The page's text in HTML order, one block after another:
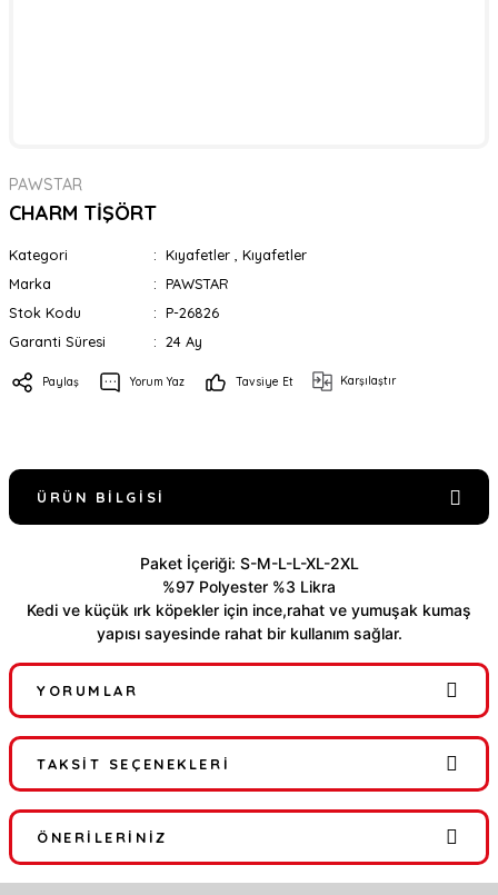
PAWSTAR
CHARM TİŞÖRT
Kategori Kıyafetler
Kıyafetler
Marka
PAWSTAR
Stok Kodu
P-26826
Garanti Süresi
24 Ay
Paylaş Yorum Yaz Tavsiye Et Karşılaştır
ÜRÜN BILGISI
Paket İçeriği: S-M-L-L-XL-2XL
%97 Polyester %3 Likra
Kedi ve küçük ırk köpekler için ince,rahat ve yumuşak kumaş
yapısı sayesinde rahat bir kullanım sağlar.
YORUMLAR
Bu ürüne ilk yorumu siz yapın!
TAKSIT SEÇENEKLERI
ÖNERILERINIZ